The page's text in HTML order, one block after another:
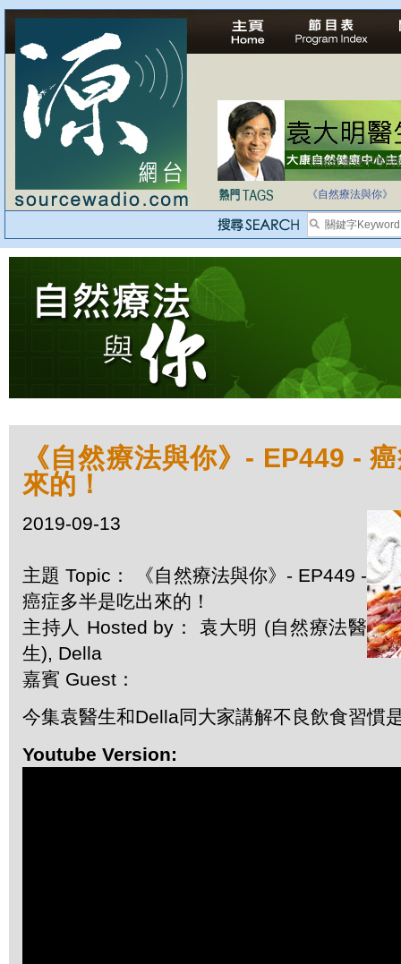
法治社會並不等同
自家教育合法化-
《自然療法與你》
《自然療法與你》- EP449 -
來的！
2019-09-13
主題 Topic： 《自然療法與你》- EP449 -
癌症多半是吃出來的！
主持人 Hosted by： 袁大明 (自然療法醫
生), Della
嘉賓 Guest：
今集袁醫生和Della同大家講解不良飲食習慣
Youtube Version: